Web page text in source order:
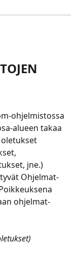
ohjelmistossa
alueen takaa
jne.)
Ohjelmat-
ohjelmat-